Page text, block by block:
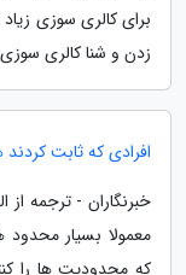
زدن و شنا کالری
افرادی که ثابت
خبرنگاران - ترجمه
معمولا بسیار محدود
که محدودیت ها را